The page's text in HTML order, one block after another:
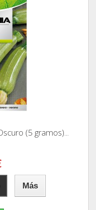
(5 gramos)...
Más